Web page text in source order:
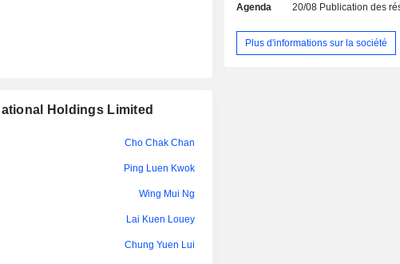
Ping Luen Kwok
Wing Mui Ng
Wing Mui Ng
Holdings Limited
Cho Chak Chan
Ping Luen Kwok
Wing Mui Ng
Lai Kuen Louey
Chung Yuen Lui
autres segments s'engagent dans la
fourniture de services de
transfrontalières.
Agenda 20/08 Publication des résultats
Plus d'informations sur la société